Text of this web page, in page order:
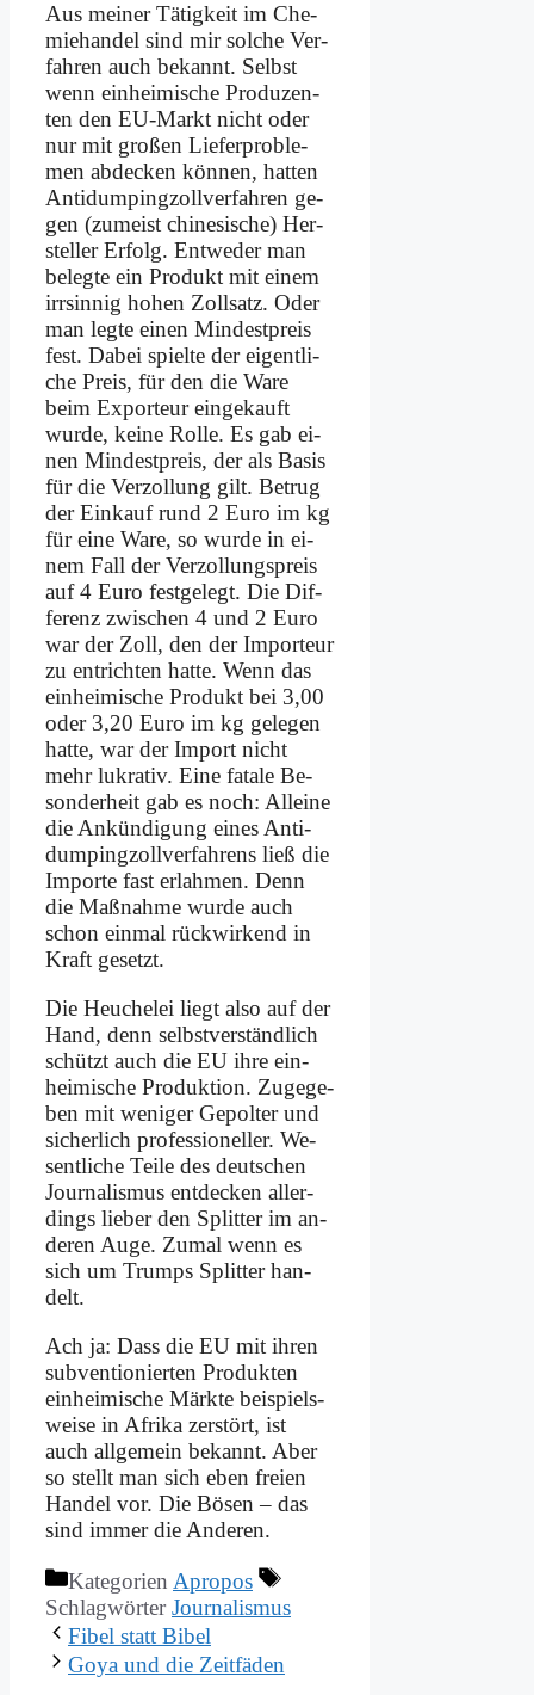
Aus mei­ner Tä­tig­keit im Che­
mie­han­del sind mir sol­che Ver­
fah­ren auch be­kannt. Selbst
wenn ein­hei­mi­sche Pro­du­zen­
ten den EU-Markt nicht oder
nur mit gro­ßen Lie­fer­pro­ble­
men ab­decken kön­nen, hat­ten
An­ti­dum­ping­zoll­ver­fah­ren ge­
gen (zu­meist chi­ne­si­sche) Her­
stel­ler Er­folg. Ent­we­der man
be­leg­te ein Pro­dukt mit ei­nem
irr­sin­nig ho­hen Zoll­satz. Oder
man leg­te ei­nen Min­dest­preis
fest. Da­bei spiel­te der ei­gent­li­
che Preis, für den die Wa­re
beim Ex­por­teur ein­ge­kauft
wur­de, kei­ne Rol­le. Es gab ei­
nen Min­dest­preis, der als Ba­sis
für die Ver­zol­lung gilt. Be­trug
der Ein­kauf rund 2 Eu­ro im kg
für ei­ne Wa­re, so wur­de in ei­
nem Fall der Ver­zol­lungs­preis
auf 4 Eu­ro fest­ge­legt. Die Dif­
fe­renz zwi­schen 4 und 2 Eu­ro
war der Zoll, den der Im­por­teur
zu ent­rich­ten hat­te. Wenn das
ein­hei­mi­sche Pro­dukt bei 3,00
oder 3,20 Eu­ro im kg ge­le­gen
hat­te, war der Im­port nicht
mehr lu­kra­tiv. Ei­ne fa­ta­le Be­
son­der­heit gab es noch: Al­lei­ne
die An­kün­di­gung ei­nes An­ti­
dum­ping­zoll­ver­fah­rens ließ die
Im­por­te fast er­lah­men. Denn
die Maß­nah­me wur­de auch
schon ein­mal rück­wir­kend in
Kraft ge­setzt.
Die Heu­che­lei liegt al­so auf der
Hand, denn selbst­ver­ständ­lich
schützt auch die EU ih­re ein­
hei­mi­sche Pro­duk­ti­on. Zu­ge­ge­
ben mit we­ni­ger Ge­pol­ter und
si­cher­lich pro­fes­sio­nel­ler. We­
sent­li­che Tei­le des deut­schen
Jour­na­lis­mus ent­decken al­ler­
dings lie­ber den Split­ter im an­
de­ren Au­ge. Zu­mal wenn es
sich um Trumps Split­ter han­
delt.
Ach ja: Dass die EU mit ih­ren
sub­ven­tio­nier­ten Pro­duk­ten
ein­hei­mi­sche Märk­te bei­spiels­
wei­se in Afri­ka zer­stört, ist
auch all­ge­mein be­kannt. Aber
so stellt man sich eben frei­en
Han­del vor. Die Bö­sen – das
sind im­mer die An­de­ren.
Kategorien Apropos
SchlagwörterJournalismus
Fi­bel statt Bi­bel
Go­ya und die Zeit­fä­den